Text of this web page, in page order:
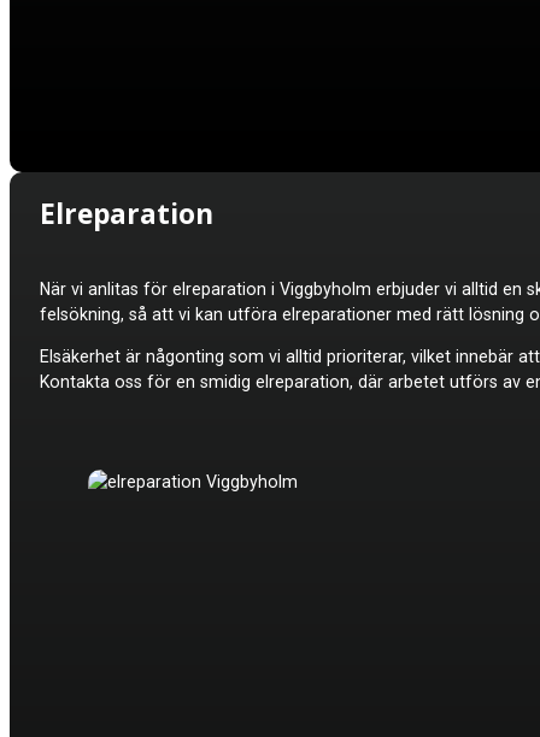
Elreparation
När vi anlitas för elreparation i Viggbyholm erbjuder vi alltid
felsökning, så att vi kan utföra elreparationer med rätt lösning
Elsäkerhet är någonting som vi alltid prioriterar, vilket innebär
Kontakta oss för en smidig elreparation, där arbetet utförs av